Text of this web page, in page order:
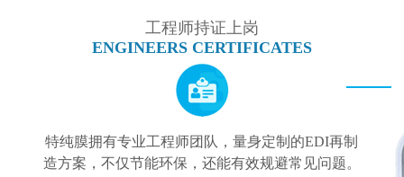
工程师持证上岗
ENGINEERS CERTIFICATES
特纯膜拥有专业工程师团队，量身定制的EDI再制
造方案，不仅节能环保，还能有效规避常见问题。